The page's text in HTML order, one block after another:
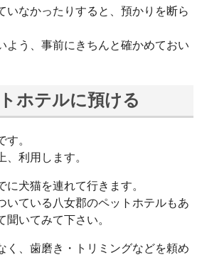
いなかったりすると、預かりを断ら
よう、事前にきちんと確かめておい
ホテルに預ける
。
、利用します。
犬猫を連れて行きます。
いている八女郡のペットホテルもあ
聞いてみて下さい。
く、歯磨き・トリミングなどを頼め